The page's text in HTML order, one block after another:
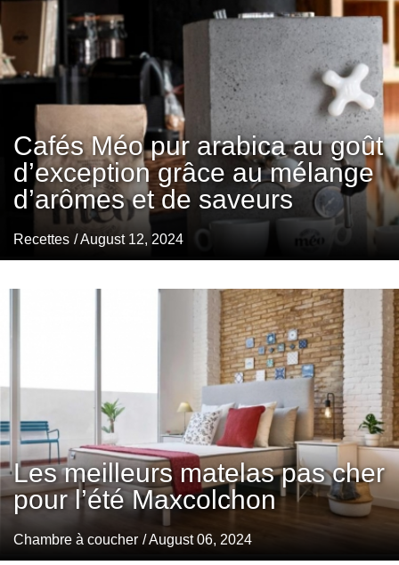
Cafés Méo pur arabica au goût
d’exception grâce au mélange
d’arômes et de saveurs
Recettes / August 12, 2024
Les meilleurs matelas pas cher
pour l’été Maxcolchon
Chambre à coucher / August 06, 2024